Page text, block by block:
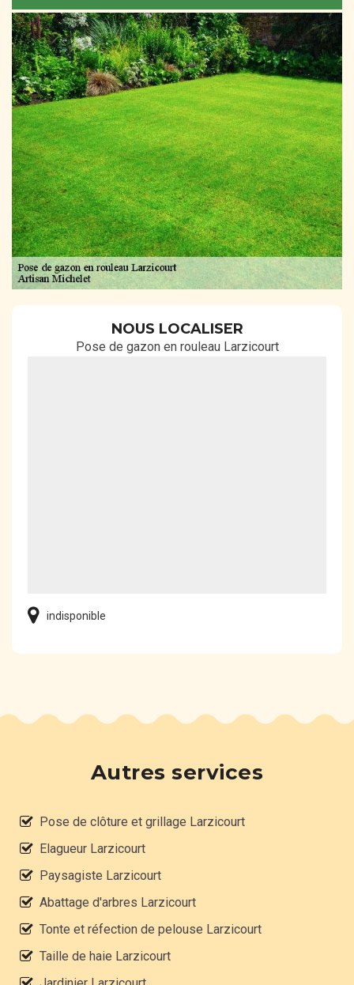
NOUS LOCALISER
Pose de gazon en rouleau Larzicourt
indisponible
Autres services
Pose de clôture et grillage Larzicourt
Elagueur Larzicourt
Paysagiste Larzicourt
Abattage d'arbres Larzicourt
Tonte et réfection de pelouse Larzicourt
Taille de haie Larzicourt